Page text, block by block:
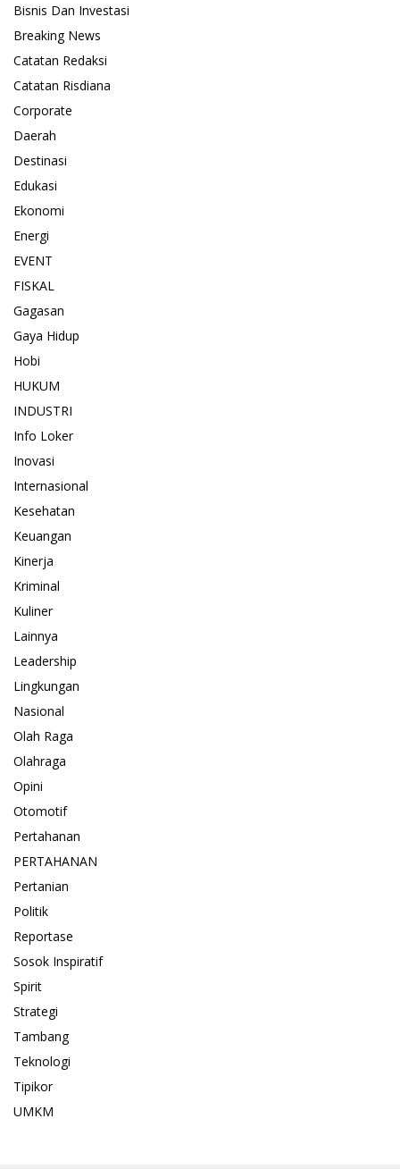
Bisnis Dan Investasi
Breaking News
Catatan Redaksi
Catatan Risdiana
Corporate
Daerah
Destinasi
Edukasi
Ekonomi
Energi
EVENT
FISKAL
Gagasan
Gaya Hidup
Hobi
HUKUM
INDUSTRI
Info Loker
Inovasi
Internasional
Kesehatan
Keuangan
Kinerja
Kriminal
Kuliner
Lainnya
Leadership
Lingkungan
Nasional
Olah Raga
Olahraga
Opini
Otomotif
Pertahanan
PERTAHANAN
Pertanian
Politik
Reportase
Sosok Inspiratif
Spirit
Strategi
Tambang
Teknologi
Tipikor
UMKM